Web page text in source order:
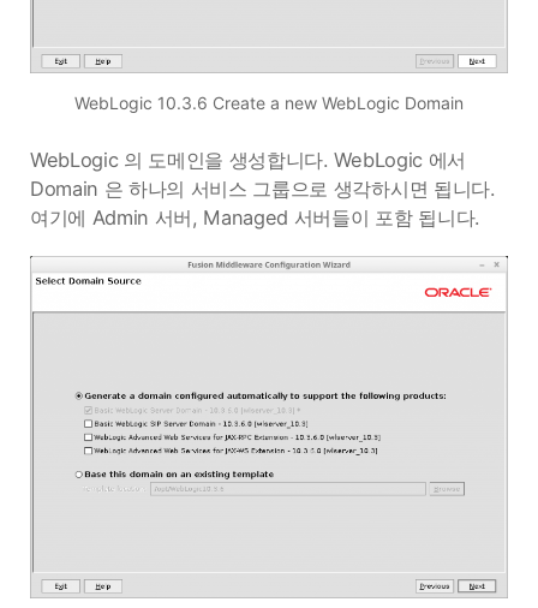
WebLogic 10.3.6 Create a new WebLogic Domain
WebLogic 의 도메인을 생성합니다. WebLogic 에서
Domain 은 하나의 서비스 그룹으로 생각하시면 됩니다.
여기에 Admin 서버, Managed 서버들이 포함 됩니다.